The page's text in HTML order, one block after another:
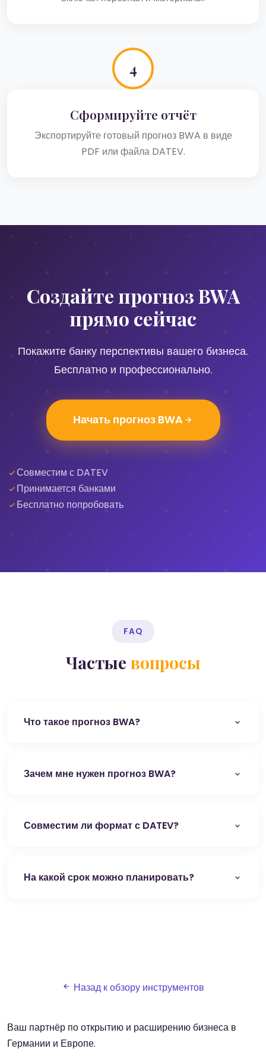
4
Сформируйте отчёт
Экспортируйте готовый прогноз BWA в виде
PDF или файла DATEV.
Создайте прогноз BWA
прямо сейчас
Покажите банку перспективы вашего бизнеса.
Бесплатно и профессионально.
Начать прогноз BWA
Совместим с DATEV
Принимается банками
Бесплатно попробовать
FAQ
Частые вопросы
Что такое прогноз BWA?
Зачем мне нужен прогноз BWA?
Совместим ли формат с DATEV?
На какой срок можно планировать?
Назад к обзору инструментов
Ваш партнёр по открытию и расширению бизнеса в
Германии и Европе.